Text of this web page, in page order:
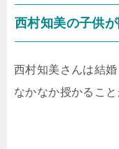
西村知美の子供
西村知美さんは結
なかなか授かるこ